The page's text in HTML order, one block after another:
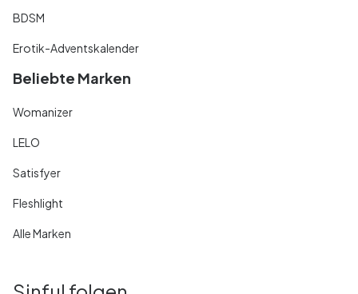
BDSM
Erotik-Adventskalender
Beliebte Marken
Womanizer
LELO
Satisfyer
Fleshlight
Alle Marken